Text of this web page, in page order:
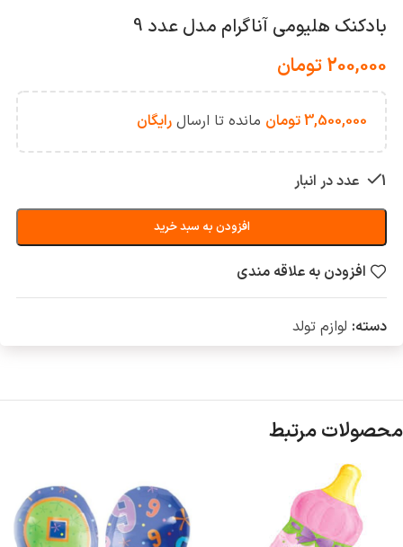
بادکنک هلیومی آناگرام مدل عدد 9
200,000تومان
3,500,000تومان مانده تا ارسال رایگان
1 عدد در انبار
افزودن به سبد خرید
افزودن به علاقه مندی
دسته: لوازم تولد
محصولات مرتبط